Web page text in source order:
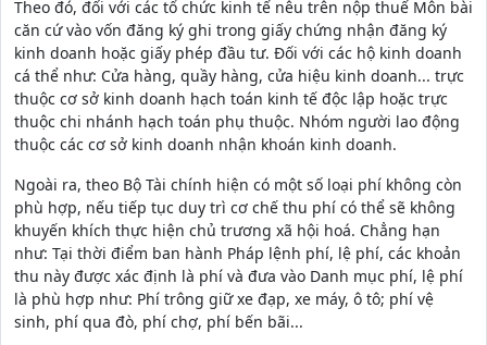
Theo đó, đối với các tổ chức kinh tế nêu trên nộp thuế Môn bài
căn cứ vào vốn đăng ký ghi trong giấy chứng nhận đăng ký
kinh doanh hoặc giấy phép đầu tư. Đối với các hộ kinh doanh
cá thể như: Cửa hàng, quầy hàng, cửa hiệu kinh doanh... trực
thuộc cơ sở kinh doanh hạch toán kinh tế độc lập hoặc trực
thuộc chi nhánh hạch toán phụ thuộc. Nhóm người lao động
thuộc các cơ sở kinh doanh nhận khoán kinh doanh.
Ngoài ra, theo Bộ Tài chính hiện có một số loại phí không còn
phù hợp, nếu tiếp tục duy trì cơ chế thu phí có thể sẽ không
khuyến khích thực hiện chủ trương xã hội hoá. Chẳng hạn
như: Tại thời điểm ban hành Pháp lệnh phí, lệ phí, các khoản
thu này được xác định là phí và đưa vào Danh mục phí, lệ phí
là phù hợp như: Phí trông giữ xe đạp, xe máy, ô tô; phí vệ
sinh, phí qua đò, phí chợ, phí bến bãi...